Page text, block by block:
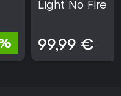
Light No Fire
99,99 €